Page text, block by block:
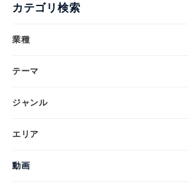
カテゴリ検索
業種
テーマ
ジャンル
エリア
動画